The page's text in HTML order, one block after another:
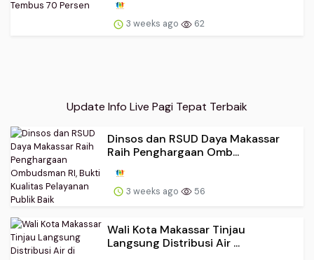
3 weeks ago 62
Update Info Live Pagi Tepat Terbaik
Dinsos dan RSUD Daya Makassar
Raih Penghargaan Omb...
3 weeks ago 56
Wali Kota Makassar Tinjau
Langsung Distribusi Air ...